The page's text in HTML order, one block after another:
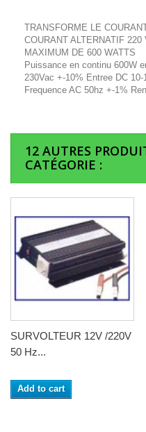
TRANSFORME LE
COURANT ALTERNATIF
MAXIMUM DE 600 WATTS
Puissance en continu 600W
230Vac +-10% Entree DC 10-
Frequence AC 50hz +-1%
12 AUTRES
CATÉGORIE :
SURVOLTEUR 12V /220V
50 Hz...
Add to cart